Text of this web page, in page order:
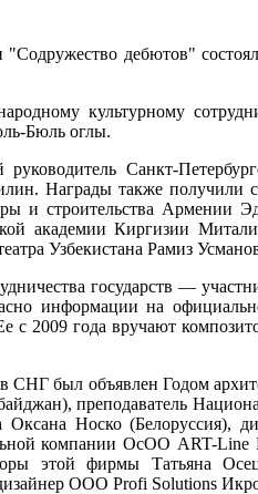
дебютов"
культурному
Бюль оглы.
Санкт-
Награды также
и строительства Армении
академии Киргизии
Узбекистана Рамиз
государств —
информации на
с 2009 года вручают
был объявлен Годом
преподаватель
Оксана Носко
компании ОсОО ART-
этой фирмы Татьяна
ООО Profi Solutions